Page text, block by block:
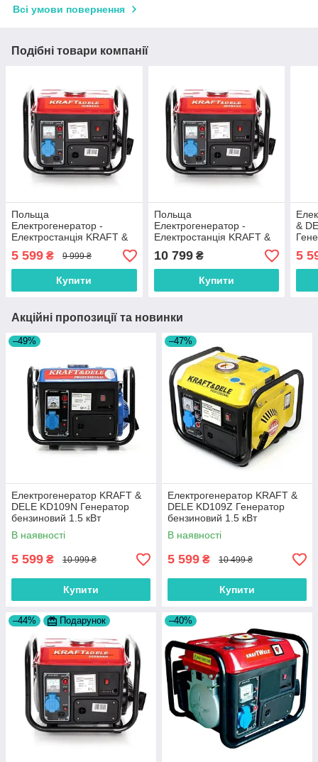
Всі умови повернення
Подібні товари компанії
Польща
Електрогенератор -
Електростанція KRAFT &
DELE KD109
5 599 ₴ 9 999 ₴
Купити
Польща
Електрогенератор -
Електростанція KRAFT &
DELE KD109
10 799₴
Купити
&
кВт
5
Акційні пропозиції та новинки
–49%
Електрогенератор KRAFT &
DELE KD109N Генератор
бензиновий 1.5 кВт
В наявності
5 599 ₴ 10 999 ₴
Купити
–47%
Електрогенератор KRAFT &
DELE KD109Z Генератор
бензиновий 1.5 кВт
В наявності
5 599 ₴ 10 499 ₴
Купити
–44% Подарунок –40%